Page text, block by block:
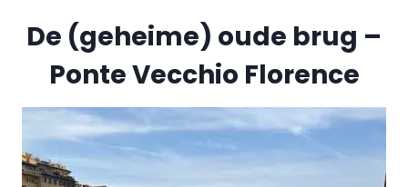
De (geheime) oude brug –
Ponte Vecchio Florence